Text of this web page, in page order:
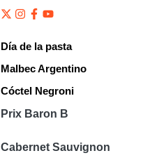
Día de la pasta
Malbec Argentino
Cóctel Negroni
Prix Baron B
Cabernet Sauvignon